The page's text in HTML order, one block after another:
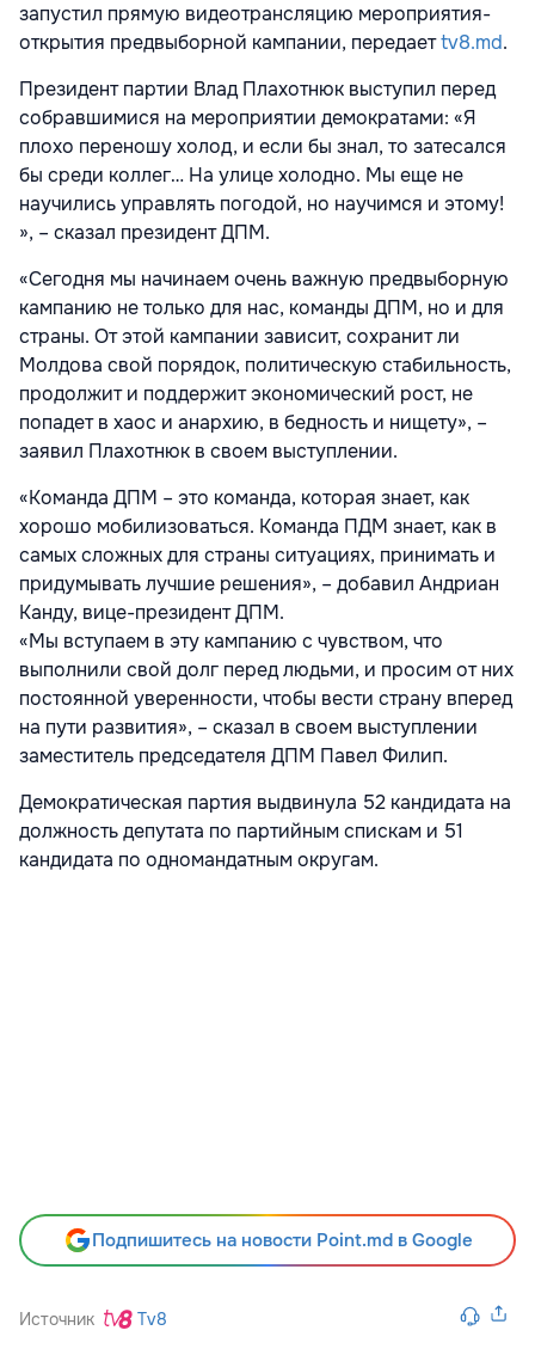
запустил прямую видеотрансляцию мероприятия-
открытия предвыборной кампании, передаетtv8.md.
Президент партии Влад Плахотнюк выступил перед
собравшимися на мероприятии демократами: «Я
плохо переношу холод, и если бы знал, то затесался
бы среди коллег… На улице холодно. Мы еще не
научились управлять погодой, но научимся и этому!
», – сказал президент ДПМ.
«Сегодня мы начинаем очень важную предвыборную
кампанию не только для нас, команды ДПМ, но и для
страны. От этой кампании зависит, сохранит ли
Молдова свой порядок, политическую стабильность,
продолжит и поддержит экономический рост, не
попадет в хаос и анархию, в бедность и нищету», –
заявил Плахотнюк в своем выступлении.
«Команда ДПМ – это команда, которая знает, как
хорошо мобилизоваться. Команда ПДМ знает, как в
самых сложных для страны ситуациях, принимать и
придумывать лучшие решения», – добавил Андриан
Канду, вице-президент ДПМ.
«Мы вступаем в эту кампанию с чувством, что
выполнили свой долг перед людьми, и просим от них
постоянной уверенности, чтобы вести страну вперед
на пути развития», – сказал в своем выступлении
заместитель председателя ДПМ Павел Филип.
Демократическая партия выдвинула 52 кандидата на
должность депутата по партийным спискам и 51
кандидата по одномандатным округам.
Подпишитесь на новости Point.md в Google
Источник Tv8